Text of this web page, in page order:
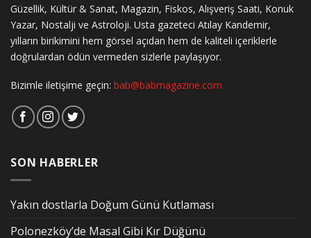
Güzellik, Kültür & Sanat, Magazin, Fiskos, Alışveriş Saati, Konuk
Yazar, Nostalji ve Astroloji. Usta gazeteci Atılay Kandemir,
yılların birikimini hem görsel açıdan hem de kaliteli içeriklerle
doğrulardan ödün vermeden sizlerle paylaşıyor.
Bizimle iletişime geçin: bab@babmagazine.com
SON HABERLER
Yakın dostlarla Doğum Günü Kutlaması
Polonezköy’de Masal Gibi Kır Düğünü